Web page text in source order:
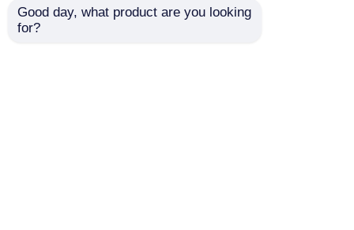
Good day, what product are you looking
for?